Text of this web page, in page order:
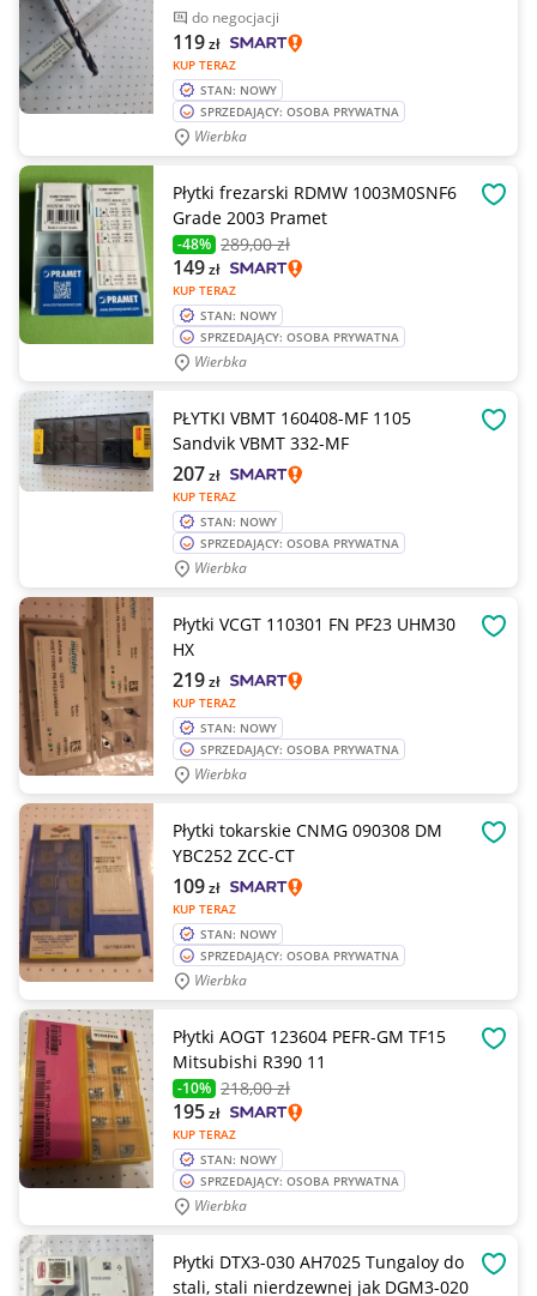
do negocjacji
KUP TERAZ
119zł
STAN: NOWY
SPRZEDAJĄCY: OSOBA PRYWATNA
Wierbka
Płytki frezarski RDMW 1003M0SNF6
Grade 2003 Pramet
-48% 289,00 zł
KUP TERAZ
149zł
STAN: NOWY
SPRZEDAJĄCY: OSOBA PRYWATNA
Wierbka
PŁYTKI VBMT 160408-MF 1105
Sandvik VBMT 332-MF
KUP TERAZ
207zł
STAN: NOWY
SPRZEDAJĄCY: OSOBA PRYWATNA
Wierbka
Płytki VCGT 110301 FN PF23 UHM30
HX
KUP TERAZ
219zł
STAN: NOWY
SPRZEDAJĄCY: OSOBA PRYWATNA
Wierbka
Płytki tokarskie CNMG 090308 DM
YBC252 ZCC-CT
KUP TERAZ
109zł
STAN: NOWY
SPRZEDAJĄCY: OSOBA PRYWATNA
Wierbka
Płytki AOGT 123604 PEFR-GM TF15
Mitsubishi R390 11
-10% 218,00 zł
KUP TERAZ
195zł
STAN: NOWY
SPRZEDAJĄCY: OSOBA PRYWATNA
Wierbka
Płytki DTX3-030 AH7025 Tungaloy do
stali, stali nierdzewnej jak DGM3-020